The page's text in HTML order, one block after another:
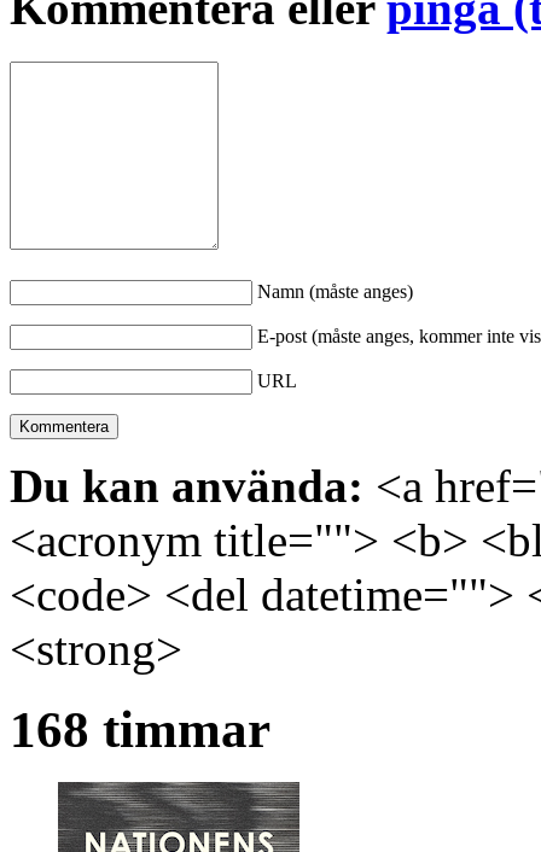
Namn (måste anges)
E-post (måste anges, kommer inte
URL
Du kan använda: <a
<acronym title=""> <b>
<code> <del
<strong>
168 timmar